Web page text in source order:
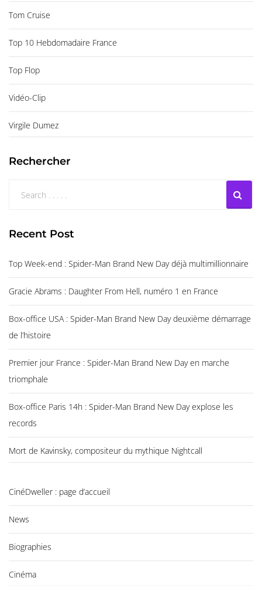
Tom Cruise
Top 10 Hebdomadaire France
Top Flop
Vidéo-Clip
Virgile Dumez
Rechercher
Recent Post
Top Week-end : Spider-Man Brand New Day déjà multimillionnaire
Gracie Abrams : Daughter From Hell, numéro 1 en France
Box-office USA : Spider-Man Brand New Day deuxième démarrage
de l’histoire
Premier jour France : Spider-Man Brand New Day en marche
triomphale
Box-office Paris 14h : Spider-Man Brand New Day explose les
records
Mort de Kavinsky, compositeur du mythique Nightcall
CinéDweller : page d’accueil
News
Biographies
Cinéma